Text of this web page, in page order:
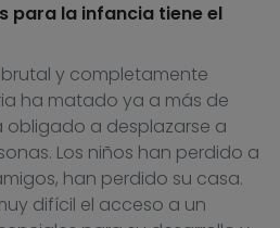
para la infancia tiene el
y completamente
ha matado ya a más de
obligado a desplazarse a
Los niños han perdido a
han perdido su casa.
difícil el acceso a un